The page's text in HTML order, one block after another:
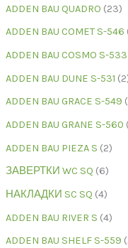
ADDEN BAU QUADRO 23
ADDEN BAU COMET S-546
ADDEN BAU COSMO S-533
ADDEN BAU DUNE S-531 2
ADDEN BAU GRACE S-549
ADDEN BAU GRANE S-560
ADDEN BAU PIEZA S 2
ЗАВЕРТКИ WC SQ 6
НАКЛАДКИ SC SQ 4
ADDEN BAU RIVER S 4
ADDEN BAU SHELF S-559